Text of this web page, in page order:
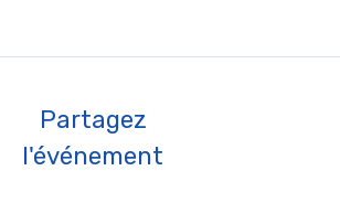
Partagez
l'événement